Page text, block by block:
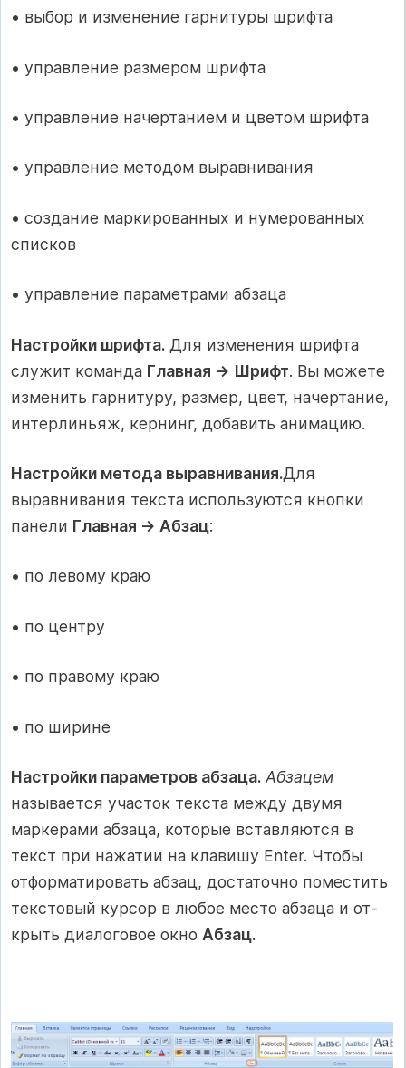
• выбор и изменение гарнитуры шрифта
• управление размером шрифта
• управление начертанием и цветом шрифта
• управление методом выравнивания
• создание маркированных и нумерованных
списков
• управление параметрами абзаца
Настройки шрифта. Для изменения шрифта
служит команда Главная → Шрифт. Вы можете
изменить гарнитуру, размер, цвет, начертание,
интерлиньяж, кернинг, добавить анимацию.
Настройки метода выравнивания.Для
выравнивания текста используются кнопки
панели Главная → Абзац:
• по левому краю
• по центру
• по правому краю
• по ширине
Настройки параметров абзаца. Абзацем
называется участок текста между двумя
маркерами абзаца, которые вставляются в
текст при нажатии на клавишу Enter. Чтобы
отформатировать абзац, достаточно поместить
текстовый курсор в любое место абзаца и от-
крыть диалоговое окно Абзац.